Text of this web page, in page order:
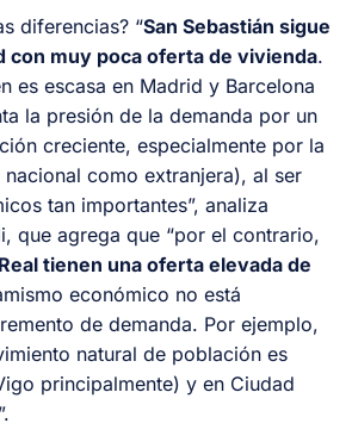
diferencias? “San Sebastián sigue
con muy poca oferta de vivienda.
es escasa en Madrid y Barcelona
la presión de la demanda por un
creciente, especialmente por la
como extranjera), al ser
tan importantes”, analiza
que agrega que “por el contrario,
tienen una oferta elevada de
económico no está
de demanda. Por ejemplo,
natural de población es
principalmente) y en Ciudad